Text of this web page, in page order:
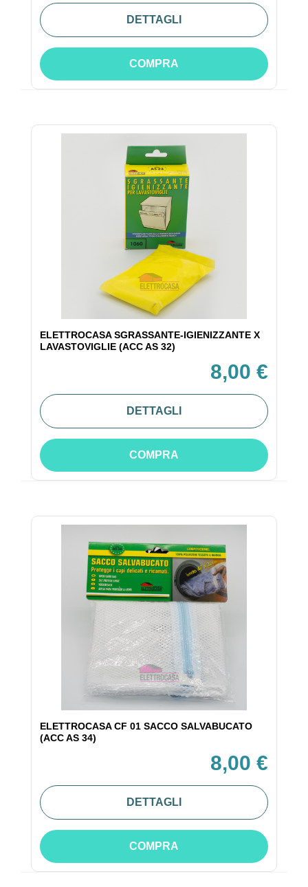
DETTAGLI
COMPRA
ELETTROCASA SGRASSANTE-IGIENIZZANTE X
LAVASTOVIGLIE (ACC AS 32)
8,00 €
DETTAGLI
COMPRA
ELETTROCASA CF 01 SACCO SALVABUCATO
(ACC AS 34)
8,00 €
DETTAGLI
COMPRA